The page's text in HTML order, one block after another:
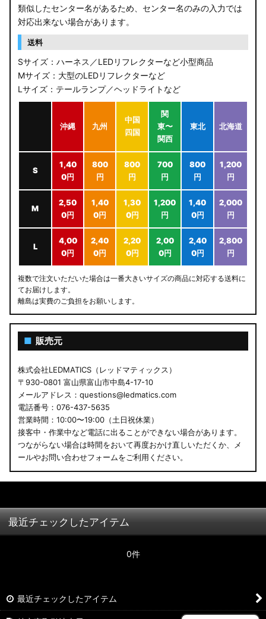
類似したセンター名があるため、センター名のみの入力では
対応出来ない場合があります。
送料
Sサイズ：ハーネス／LEDリフレクターなど小型商品
Mサイズ：大型のLEDリフレクターなど
Lサイズ：テールランプ／ヘッドライトなど
沖縄 九州
中国
四国
関
東〜
関西
東北 北海道
S
1,40
0円
800
円
800
円
700
円
800
円
1,200
円
M
2,50
0円
1,40
0円
1,30
0円
1,200
円
1,40
0円
2,000
円
L
4,00
0円
2,40
0円
2,20
0円
2,00
0円
2,40
0円
2,800
円
複数で注文いただいた場合は一番大きいサイズの商品に対応する送料に
てお届けします。
離島は実費のご負担をお願いします。
■ 販売元
株式会社LEDMATICS（レッドマティックス）
〒930-0801 富山県富山市中島4-17-10
メールアドレス：questions@ledmatics.com
電話番号：076-437-5635
営業時間：10:00〜19:00（土日祝休業）
接客中・作業中など電話に出ることができない場合があります。
つながらない場合は時間をおいて再度おかけ直しいただくか、メ
ールやお問い合わせフォームをご利用ください。
最近チェックしたアイテム
0件
最近チェックしたアイテム